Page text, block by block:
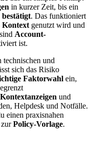
in kurzer Zeit, bis ein
. Das funktioniert
Kontextgenutzt wird und
Account-
ist.
und
sich das Risiko
Faktorwahlein,
Kontextanzeigenund
Helpdesk und Notfälle.
einen praxisnahen
Policy-Vorlage.